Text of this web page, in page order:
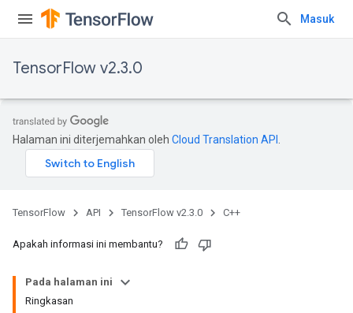
Masuk
TensorFlow v2.3.0
Halaman ini diterjemahkan oleh Cloud Translation API
TensorFlow API TensorFlow v2.3.0 C++
Apakah informasi ini membantu?
Pada halaman ini
Ringkasan